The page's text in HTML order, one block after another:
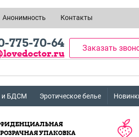
Анонимность Контакты
775-70-64 Заказать
и БДСМ Эротическое белье
УПАКОВКА